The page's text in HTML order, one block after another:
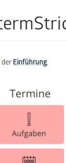
derEinführung.